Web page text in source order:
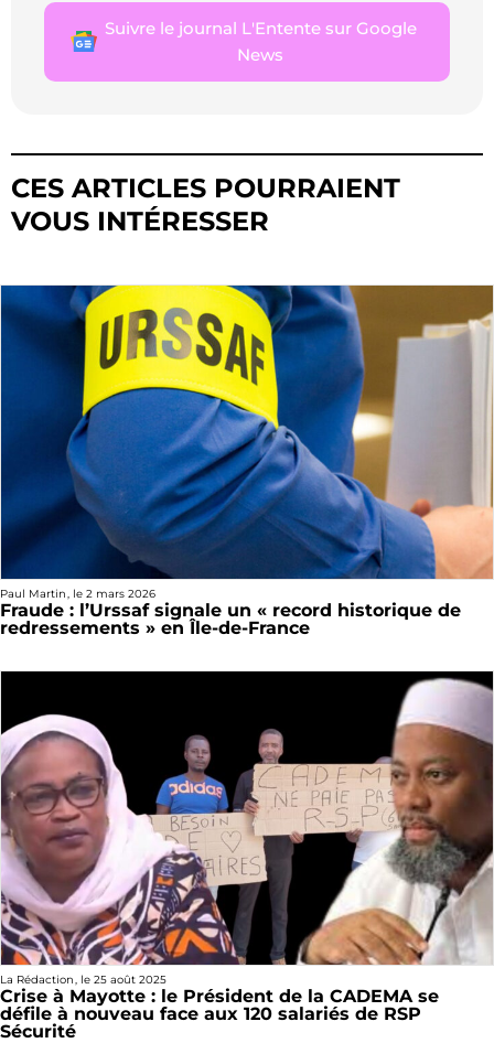
Suivre le journal L'Entente sur Google
News
CES ARTICLES POURRAIENT
VOUS INTÉRESSER
Paul Martin, le 2 mars 2026
Fraude : l’Urssaf signale un « record historique de
redressements » en Île-de-France
La Rédaction, le 25 août 2025
Crise à Mayotte : le Président de la CADEMA se
défile à nouveau face aux 120 salariés de RSP
Sécurité